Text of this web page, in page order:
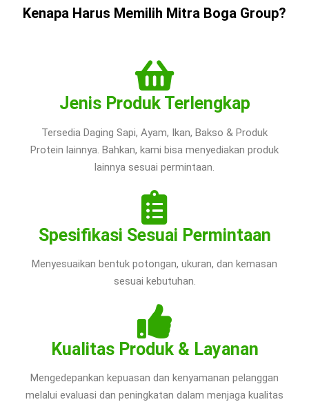
Kenapa Harus Memilih Mitra Boga Group?
Jenis Produk Terlengkap
Tersedia Daging Sapi, Ayam, Ikan, Bakso & Produk
Protein lainnya. Bahkan, kami bisa menyediakan produk
lainnya sesuai permintaan.
Spesifikasi Sesuai Permintaan
Menyesuaikan bentuk potongan, ukuran, dan kemasan
sesuai kebutuhan.
Kualitas Produk & Layanan
Mengedepankan kepuasan dan kenyamanan pelanggan
melalui evaluasi dan peningkatan dalam menjaga kualitas